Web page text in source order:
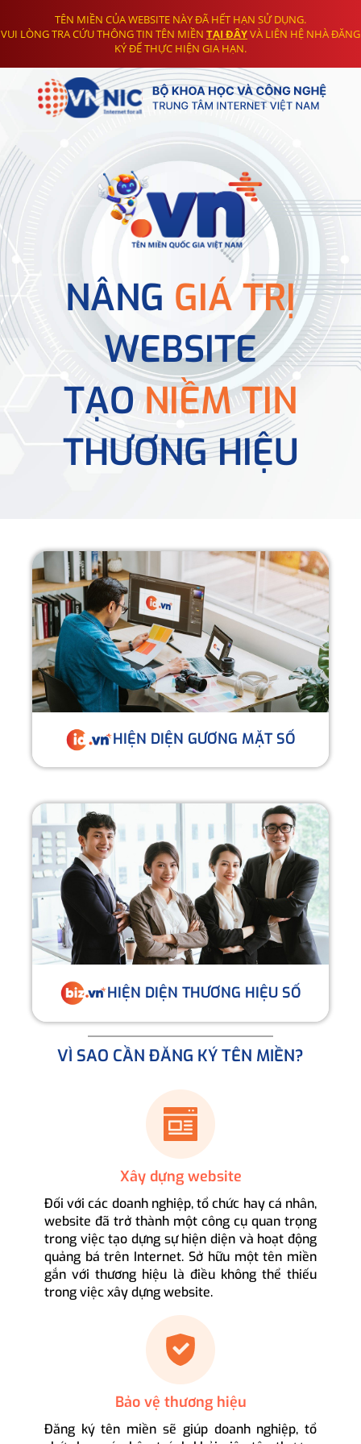
TÊN MIỀN CỦA WEBSITE NÀY ĐÃ HẾT HẠN SỬ DỤNG.
VUI LÒNG TRA CỨU THÔNG TIN TÊN MIỀN TẠI ĐÂYVÀ LIÊN HỆ NHÀ ĐĂNG
KÝ ĐỂ THỰC HIỆN GIA HẠN.
NÂNG GIÁ TRỊ
WEBSITE
TẠONIỀM TIN
THƯƠNG HIỆU
HIỆN DIỆN GƯƠNG MẶT SỐ
HIỆN DIỆN THƯƠNG HIỆU SỐ
VÌ SAO CẦN ĐĂNG KÝ TÊN MIỀN?
Xây dựng website
Đối với các doanh nghiệp, tổ chức hay cá nhân,
website đã trở thành một công cụ quan trọng
trong việc tạo dựng sự hiện diện và hoạt động
quảng bá trên Internet. Sở hữu một tên miền
gắn với thương hiệu là điều không thể thiếu
trong việc xây dựng website.
Bảo vệ thương hiệu
Đăng ký tên miền sẽ giúp doanh nghiệp, tổ